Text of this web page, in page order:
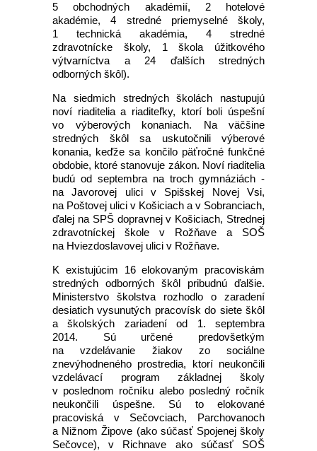
5 obchodných akadémií, 2 hotelové
akadémie, 4 stredné priemyselné školy,
1 technická akadémia, 4 stredné
zdravotnícke školy, 1 škola úžitkového
výtvarníctva a 24 ďalších stredných
odborných škôl).
Na siedmich stredných školách nastupujú
noví riaditelia a riaditeľky, ktorí boli úspešní
vo výberových konaniach. Na väčšine
stredných škôl sa uskutočnili výberové
konania, keďže sa končilo päťročné funkčné
obdobie, ktoré stanovuje zákon. Noví riaditelia
budú od septembra na troch gymnáziách -
na Javorovej ulici v Spišskej Novej Vsi,
na Poštovej ulici v Košiciach a v Sobranciach,
ďalej na SPŠ dopravnej v Košiciach, Strednej
zdravotníckej škole v Rožňave a SOŠ
na Hviezdoslavovej ulici v Rožňave.
K existujúcim 16 elokovaným pracoviskám
stredných odborných škôl pribudnú ďalšie.
Ministerstvo školstva rozhodlo o zaradení
desiatich vysunutých pracovísk do siete škôl
a školských zariadení od 1. septembra
2014. Sú určené predovšetkým
na vzdelávanie žiakov zo sociálne
znevýhodneného prostredia, ktorí neukončili
vzdelávací program základnej školy
v poslednom ročníku alebo posledný ročník
neukončili úspešne. Sú to elokované
pracoviská v Sečovciach, Parchovanoch
a Nižnom Žipove (ako súčasť Spojenej školy
Sečovce), v Richnave ako súčasť SOŠ